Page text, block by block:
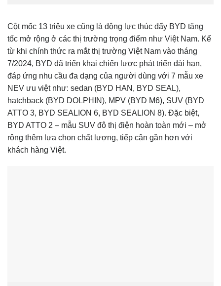
Cột mốc 13 triệu xe cũng là động lực thúc đẩy BYD tăng
tốc mở rộng ở các thị trường trọng điểm như Việt Nam. Kể
từ khi chính thức ra mắt thị trường Việt Nam vào tháng
7/2024, BYD đã triển khai chiến lược phát triển dài hạn,
đáp ứng nhu cầu đa dạng của người dùng với 7 mẫu xe
NEV ưu việt như: sedan (BYD HAN, BYD SEAL),
hatchback (BYD DOLPHIN), MPV (BYD M6), SUV (BYD
ATTO 3, BYD SEALION 6, BYD SEALION 8). Đặc biệt,
BYD ATTO 2 – mẫu SUV đô thị điện hoàn toàn mới – mở
rộng thêm lựa chọn chất lượng, tiếp cận gần hơn với
khách hàng Việt.